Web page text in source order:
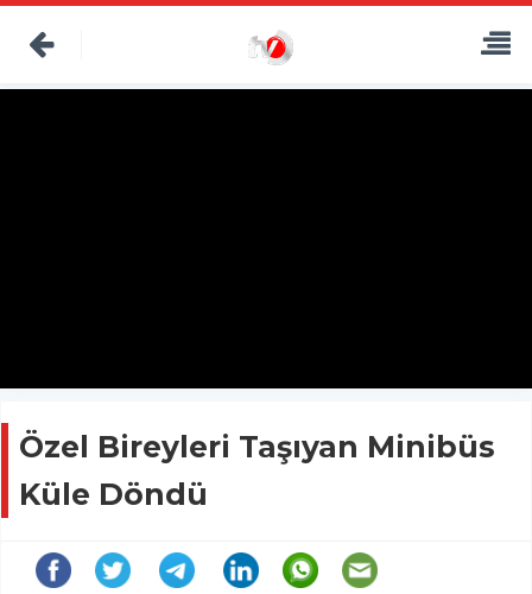
Özel Bireyleri Taşıyan Minibüs
Küle Döndü